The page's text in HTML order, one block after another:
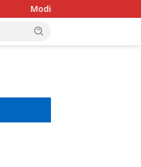
Ayla Vintage dan Gran Max